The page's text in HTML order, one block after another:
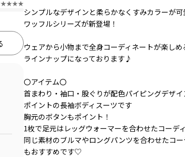
シンプルなデザインと柔らかなくすみカラーが可
ワッフルシリーズが新登場！
ウェアから小物まで全身コーディネートが楽しめ
ラインナップになっております♪
〇アイテム〇
首まわり・袖口・股ぐりが配色パイピングデザイ
ポイントの長袖ボディスーツです
胸元のボタンもポイント！
1枚で足元はレッグウォーマーを合わせたコーデ
同じ素材のブルマやロングパンツを合わせたコー
もおすすめです♡